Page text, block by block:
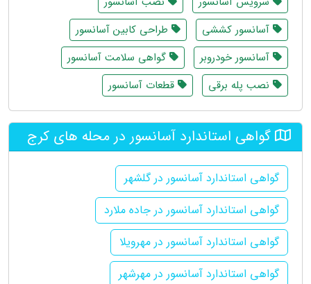
آسانسور کششی
طراحی کابین آسانسور
آسانسور خودروبر
گواهی سلامت آسانسور
نصب پله برقی
قطعات آسانسور
گواهی استاندارد آسانسور در محله های کرج
گواهی استاندارد آسانسور در گلشهر
گواهی استاندارد آسانسور در جاده ملارد
گواهی استاندارد آسانسور در مهرویلا
گواهی استاندارد آسانسور در مهرشهر